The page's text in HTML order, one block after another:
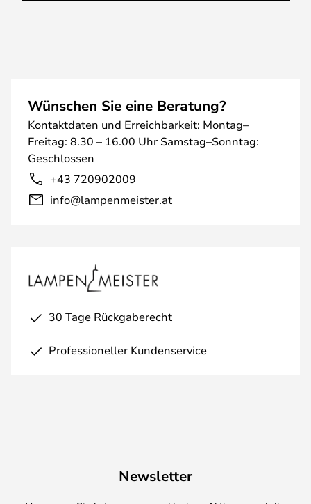
Wünschen Sie eine Beratung?
Kontaktdaten und Erreichbarkeit: Montag–
Freitag: 8.30 – 16.00 Uhr Samstag–Sonntag:
Geschlossen
+43 720902009
info@lampenmeister.at
30 Tage Rückgaberecht
Professioneller Kundenservice
Newsletter